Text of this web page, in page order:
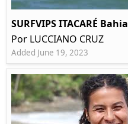
SURFVIPS ITACARÉ Bahia
Por LUCCIANO CRUZ
Added June 19, 2023